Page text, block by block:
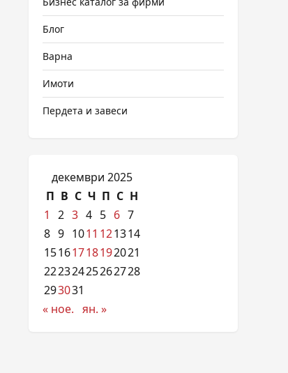
Блог
Варна
Имоти
Пердета и завеси
декември 2025
П В С Ч П С Н
1
2 3 4 5 6 7
8 9 1011 121314
15161718192021
22232425262728
293031
« ное. ян. »